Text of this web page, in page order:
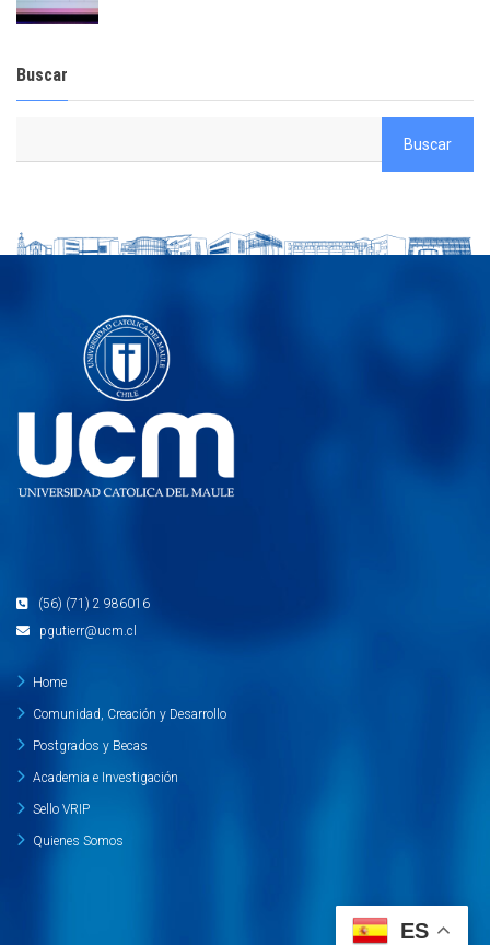
Buscar
(56) (71) 2 986016
pgutierr@ucm.cl
Home
Comunidad, Creación y Desarrollo
Postgrados y Becas
Academia e Investigación
Sello VRIP
Quienes Somos
ES